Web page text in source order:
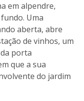
em alpendre,
Uma
aberta, abre
de vinhos, um
porta
que a sua
do jardim